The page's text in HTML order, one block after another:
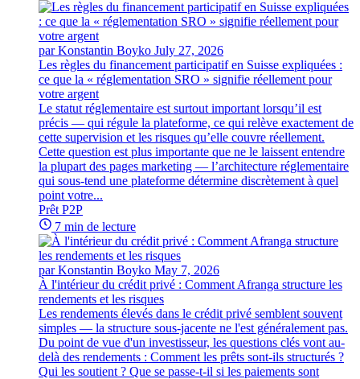
par Konstantin Boyko July 27, 2026
Les règles du financement participatif en Suisse expliquées :
ce que la « réglementation SRO » signifie réellement pour
votre argent
Le statut réglementaire est surtout important lorsqu’il est
précis — qui régule la plateforme, ce qui relève exactement de
cette supervision et les risques qu’elle couvre réellement.
Cette question est plus importante que ne le laissent entendre
la plupart des pages marketing — l’architecture réglementaire
qui sous-tend une plateforme détermine discrètement à quel
point votre...
Prêt P2P
7 min de lecture
par Konstantin Boyko May 7, 2026
À l'intérieur du crédit privé : Comment Afranga structure les
rendements et les risques
Les rendements élevés dans le crédit privé semblent souvent
simples — la structure sous-jacente ne l'est généralement pas.
Du point de vue d'un investisseur, les questions clés vont au-
delà des rendements : Comment les prêts sont-ils structurés ?
Qui les soutient ? Que se passe-t-il si les paiements sont